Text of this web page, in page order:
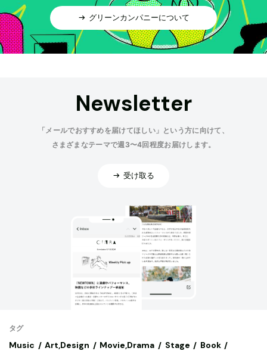
グリーンカンパニーについて
Newsletter
「メールでおすすめを届けてほしい」という方に向けて、
さまざまなテーマで週3〜4回程度お届けします。
受け取る
タグ
Music Art,Design Movie,Drama Stage
Book